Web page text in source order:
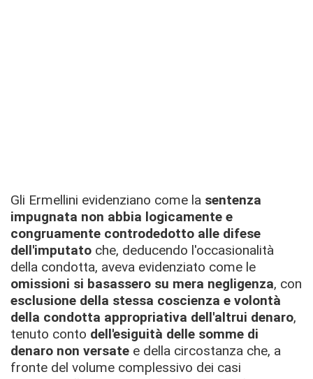
Gli Ermellini evidenziano come la sentenza
impugnata non abbia logicamente e
congruamente controdedotto alle difese
dell'imputato che, deducendo l'occasionalità
della condotta, aveva evidenziato come le
omissioni si basassero su mera negligenza, con
esclusione della stessa coscienza e volontà
della condotta appropriativa dell'altrui denaro,
tenuto conto dell'esiguità delle somme di
denaro non versate e della circostanza che, a
fronte del volume complessivo dei casi